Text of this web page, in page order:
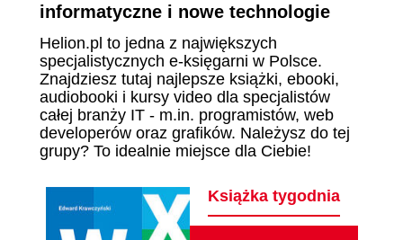
informatyczne i nowe technologie
Helion.pl to jedna z największych
specjalistycznych e-księgarni w Polsce.
Znajdziesz tutaj najlepsze książki, ebooki,
audiobooki i kursy video dla specjalistów
całej branży IT - m.in. programistów, web
developerów oraz grafików. Należysz do tej
grupy? To idealnie miejsce dla Ciebie!
Książka tygodnia